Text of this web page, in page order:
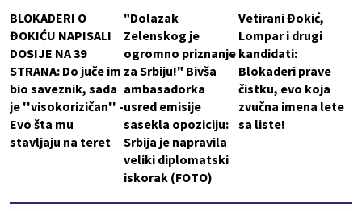
BLOKADERI O
ĐOKIĆU NAPISALI
DOSIJE NA 39
STRANA: Do juče im
bio saveznik, sada
je ''visokorizičan'' -
Evo šta mu
stavljaju na teret
"Dolazak
Zelenskog je
ogromno priznanje
za Srbiju!" Bivša
ambasadorka
usred emisije
sasekla opoziciju:
Srbija je napravila
veliki diplomatski
iskorak (FOTO)
Vetirani Đokić,
Lompar i drugi
kandidati:
Blokaderi prave
čistku, evo koja
zvučna imena lete
sa liste!